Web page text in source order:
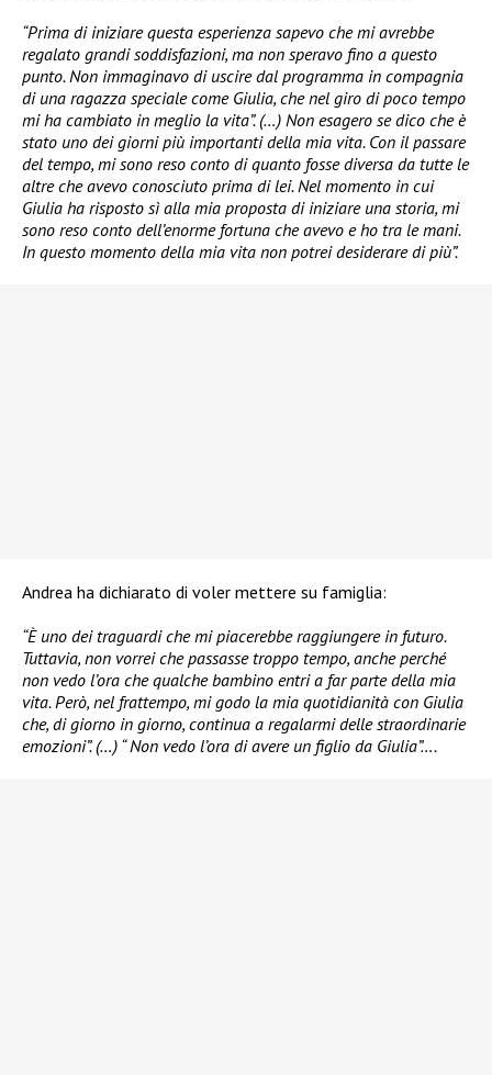
“Prima di iniziare questa esperienza sapevo che mi avrebbe
regalato grandi soddisfazioni, ma non speravo fino a questo
punto. Non immaginavo di uscire dal programma in compagnia
di una ragazza speciale come Giulia, che nel giro di poco tempo
mi ha cambiato in meglio la vita”. (…) Non esagero se dico che è
stato uno dei giorni più importanti della mia vita. Con il passare
del tempo, mi sono reso conto di quanto fosse diversa da tutte le
altre che avevo conosciuto prima di lei. Nel momento in cui
Giulia ha risposto sì alla mia proposta di iniziare una storia, mi
sono reso conto dell’enorme fortuna che avevo e ho tra le mani.
In questo momento della mia vita non potrei desiderare di più”.
Andrea ha dichiarato di voler mettere su famiglia:
“È uno dei traguardi che mi piacerebbe raggiungere in futuro.
Tuttavia, non vorrei che passasse troppo tempo, anche perché
non vedo l’ora che qualche bambino entri a far parte della mia
vita. Però, nel frattempo, mi godo la mia quotidianità con Giulia
che, di giorno in giorno, continua a regalarmi delle straordinarie
emozioni”. (…) “ Non vedo l’ora di avere un figlio da Giulia”….